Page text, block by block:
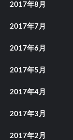
2017年8月
2017年7月
2017年6月
2017年5月
2017年4月
2017年3月
2017年2月